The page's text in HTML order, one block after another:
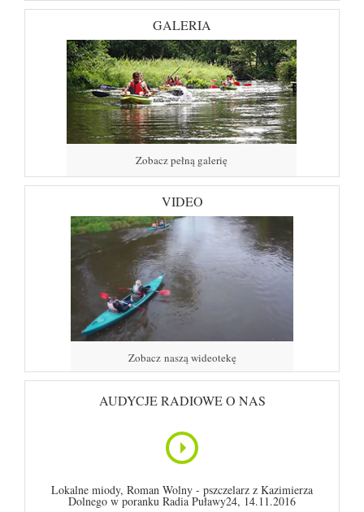
GALERIA
Zobacz pełną galerię
VIDEO
Zobacz naszą wideotekę
AUDYCJE RADIOWE O NAS
Lokalne miody, Roman Wolny - pszczelarz z Kazimierza
Dolnego w poranku Radia Puławy24, 14.11.2016